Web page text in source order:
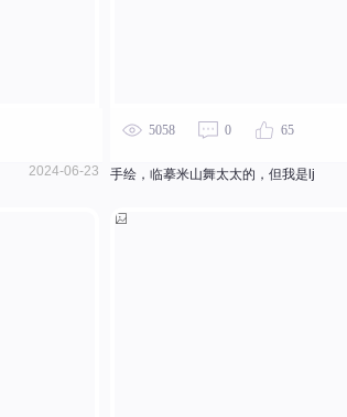
2024-06-23
5058 0 65
手绘，临摹米山舞太太的，但我是lj